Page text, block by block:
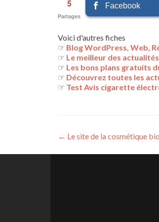
5
Partages
Facebook
Voici d'autres fiches
☞ Blog WordPress, Web,
☞ Le meilleur des
☞ Les bons plans gratuits
☞ Découvrez toutes les
☞ Test Avis cigarette
Navigation
des
← Le site de la cosmétique